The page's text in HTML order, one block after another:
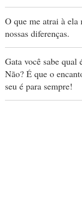
O que me atrai à ela
nossas diferenças.
Gata você sabe qual
Não? É que o
seu é para sempre!